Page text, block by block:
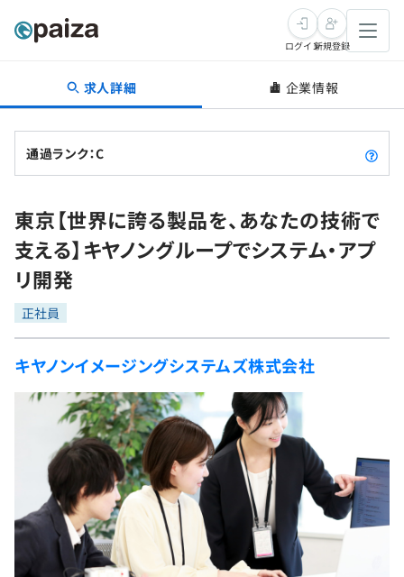
転職・キャリア
転職成功ガイド
転職エージェント
インタビュー
転職成功ガイド
新卒就活
求人検索
本選考
インターン
新卒エージェント
イベント・セミナー
インタビュー
就活成功ガイド
学習
問題集
4択課題
ナレッジ
リファレンス
プラン
個人向けプラン
プログラミング言語
評価結果一覧
再チャレンジ結果一覧
ゲーム・マンガ
Tech Team Journal
paiza times
note
paizaとは？
ログイン新規登録
求人詳細 企業情報
通過ランク：C
東京【世界に誇る製品を、あなたの技術で
支える】キヤノングループでシステム・アプ
リ開発
正社員
キヤノンイメージングシステムズ株式会社